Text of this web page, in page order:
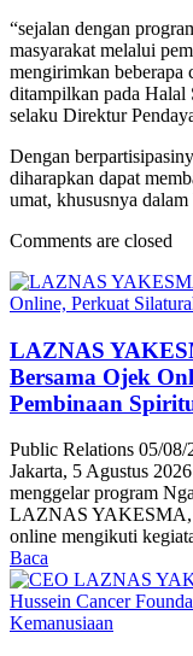
“sejalan dengan
masyarakat melalui
mengirimkan beberapa
ditampilkan pada Halal
selaku Direktur
Dengan
diharapkan dapat
umat, khususnya
Comments are closed
LAZNAS
Bersama Ojek
Pembinaan
Public Relations 05/08/
Jakarta, 5 Agustus
menggelar program
LAZNAS YAKESMA,
online mengikuti
Baca